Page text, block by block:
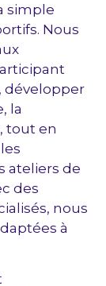
simple
Nous
développer
la
tout en
ateliers de
des
nous
à